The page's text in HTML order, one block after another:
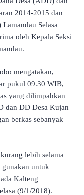
2014-2015 dan
Selasa
oleh Kepala Seksi
mengatakan,
pukul 09.30 WIB,
yang dilimpahkan
dan DD Desa Kujan
berkas sebanyak
lebih selama
gunakan untuk
Kalteng
(9/1/2018).